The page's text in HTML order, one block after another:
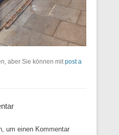
aber Sie können mitpost a
um einen Kommentar